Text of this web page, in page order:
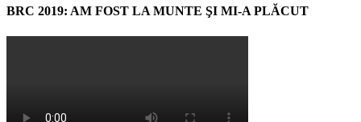
BRC 2019: AM FOST LA MUNTE ŞI MI-A PLĂCUT